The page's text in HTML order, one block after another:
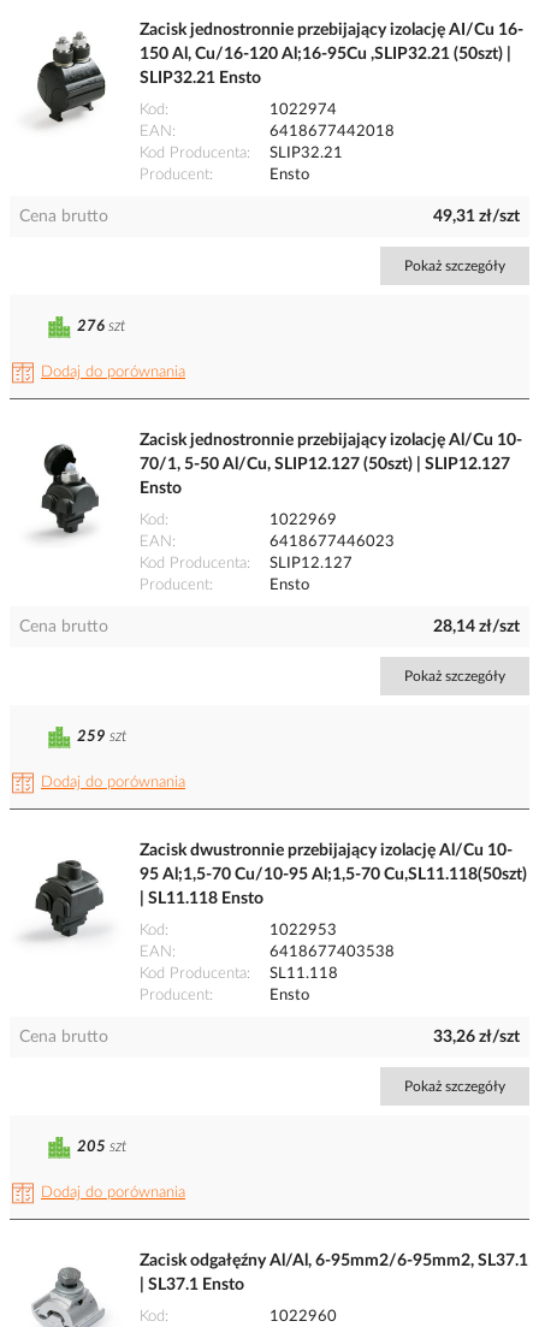
Zacisk jednostronnie przebijający izolację AI/Cu 16-
150 Al, Cu/16-120 Al;16-95Cu ,SLIP32.21 (50szt) |
SLIP32.21 Ensto
Kod
1022974
EAN
6418677442018
Kod Producenta
SLIP32.21
Producent
Ensto
Cena brutto 49,31 zł/szt
Pokaż szczegóły
Dodaj do porównania
276 szt
Zacisk jednostronnie przebijający izolację Al/Cu 10-
70/1, 5-50 Al/Cu, SLIP12.127 (50szt) | SLIP12.127
Ensto
Kod
1022969
EAN
6418677446023
Kod Producenta
SLIP12.127
Producent
Ensto
Cena brutto 28,14 zł/szt
Pokaż szczegóły
Dodaj do porównania
259 szt
Zacisk dwustronnie przebijający izolację Al/Cu 10-
95 Al;1,5-70 Cu/10-95 Al;1,5-70 Cu,SL11.118(50szt)
| SL11.118 Ensto
Kod
1022953
EAN
6418677403538
Kod Producenta
SL11.118
Producent
Ensto
Cena brutto 33,26 zł/szt
Pokaż szczegóły
Dodaj do porównania
205 szt
Zacisk odgałęźny Al/Al, 6-95mm2/6-95mm2, SL37.1
| SL37.1 Ensto
Kod 1022960